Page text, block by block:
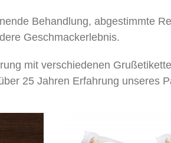
Behandlung, abgestimmte
Geschmackerlebnis.
mit verschiedenen
25 Jahren Erfahrung unseres